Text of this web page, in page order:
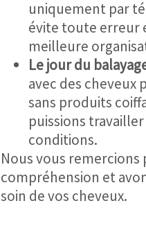
uniquement par
évite toute erreur
meilleure
Le jour du
avec des cheveux
sans produits
puissions
conditions.
Nous vous
compréhension et
soin de vos cheveux.